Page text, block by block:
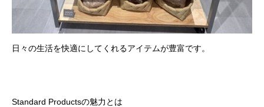
日々の生活を快適にしてくれるアイテムが豊富です。
Standard Productsの魅力とは